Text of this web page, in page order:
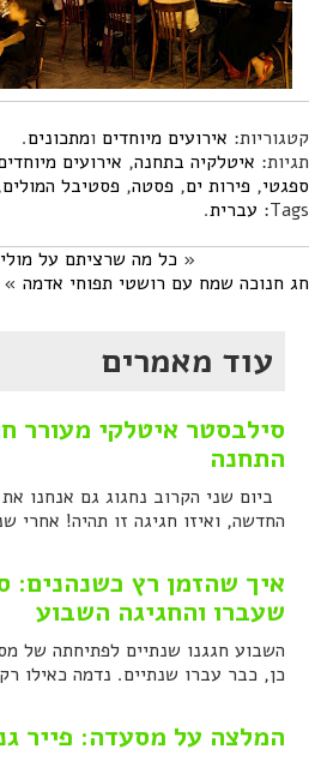
קטגוריות: אירועים מיוחדים ומתכונים.
תגיות: איטלקיה בתחנה, אירועים
ספגטי, פירות ים, פסטה, פסטיבל המולים
Tags: עברית.
« כל מה שרציתם על
חג חנוכה שמח עם רושטי תפוחי אדמה »
עוד מאמרים
סילבסטר איטלקי מעורר
התחנה
ביום שני הקרוב נחגוג גם אנחנו
החדשה, ואיזו חגיגה זו תהיה! אחרי
איך שהזמן רץ כשנהנים:
שעברו והחגיגה השבוע
השבוע חגגנו שנתיים לפתיחתה של
כן, כבר עברו שנתיים. נדמה כאילו
המלצה על מסעדה: פייר